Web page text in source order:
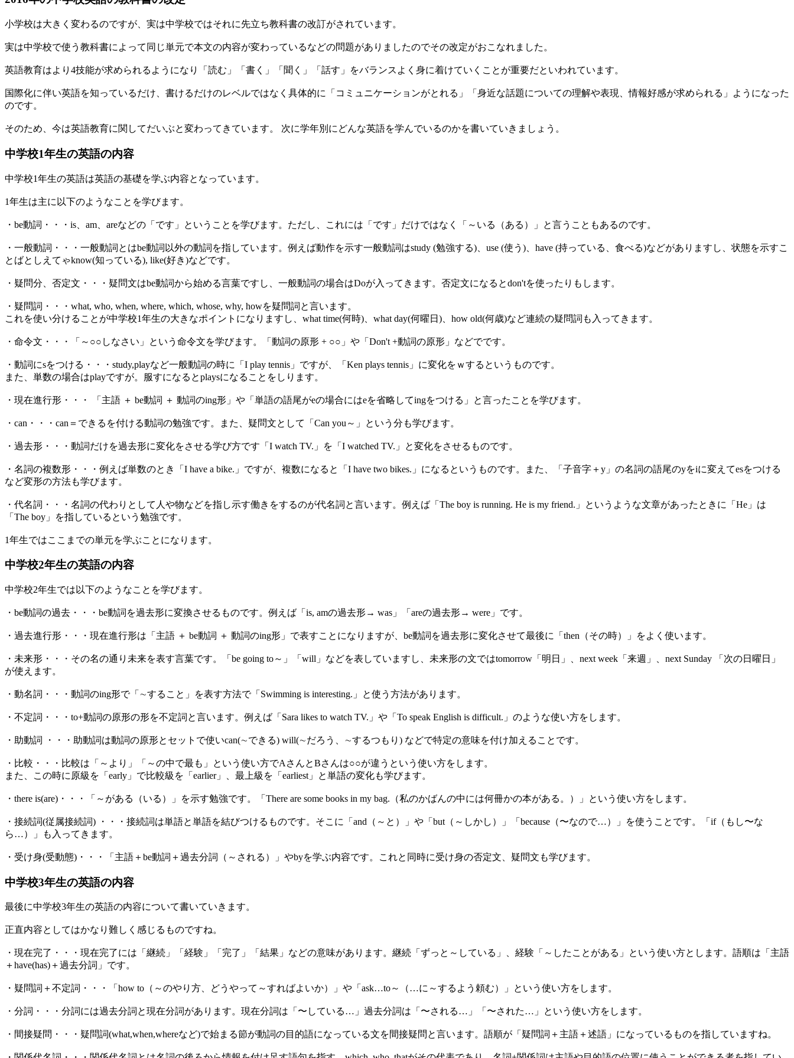
小学校は大きく変わるのですが、実は中学校ではそれに先立ち教科書の改訂がされています。
実は中学校で使う教科書によって同じ単元で本文の内容が変わっているなどの問題がありましたのでその改定がおこなれました。
英語教育はより4技能が求められるようになり「読む」「書く」「聞く」「話す」をバランスよく身に着けていくことが重要だといわれています。
国際化に伴い英語を知っているだけ、書けるだけのレベルではなく具体的に「コミュニケーションがとれる」「身近な話題についての理解や表現、情報好感が求められる」ようになった
のです。
そのため、今は英語教育に関してだいぶと変わってきています。 次に学年別にどんな英語を学んでいるのかを書いていきましょう。
中学校1年生の英語の内容
中学校1年生の英語は英語の基礎を学ぶ内容となっています。
1年生は主に以下のようなことを学びます。
・be動詞・・・is、am、areなどの「です」ということを学びます。ただし、これには「です」だけではなく「～いる（ある）」と言うこともあるのです。
・一般動詞・・・一般動詞とはbe動詞以外の動詞を指しています。例えば動作を示す一般動詞はstudy (勉強する)、use (使う)、have (持っている、食べる)などがありますし、状態を示すこ
とばとしえてゃknow(知っている), like(好き)などです。
・疑問分、否定文・・・疑問文はbe動詞から始める言葉ですし、一般動詞の場合はDoが入ってきます。否定文になるとdon'tを使ったりもします。
・疑問詞・・・what, who, when, where, which, whose, why, howを疑問詞と言います。
これを使い分けることが中学校1年生の大きなポイントになりますし、what time(何時)、what day(何曜日)、how old(何歳)など連続の疑問詞も入ってきます。
・命令文・・・「～○○しなさい」という命令文を学びます。「動詞の原形 + ○○」や「Don't +動詞の原形」などでです。
・動詞にsをつける・・・study,playなど一般動詞の時に「I play tennis」ですが、「Ken plays tennis」に変化をｗするというものです。
また、単数の場合はplayですが。服すになるとplaysになることをしります。
・現在進行形・・・ 「主語 ＋ be動詞 ＋ 動詞のing形」や「単語の語尾がeの場合にはeを省略してingをつける」と言ったことを学びます。
・can・・・can＝できるを付ける動詞の勉強です。また、疑問文として「Can you～」という分も学びます。
・過去形・・・動詞だけを過去形に変化をさせる学び方です「I watch TV.」を「I watched TV.」と変化をさせるものです。
・名詞の複数形・・・例えば単数のとき「I have a bike.」ですが、複数になると「I have two bikes.」になるというものです。また、「子音字＋y」の名詞の語尾のyをiに変えてesをつける
など変形の方法も学びます。
・代名詞・・・名詞の代わりとして人や物などを指し示す働きをするのが代名詞と言います。例えば「The boy is running. He is my friend.」というような文章があったときに「He」は
「The boy」を指しているという勉強です。
1年生ではここまでの単元を学ぶことになります。
中学校2年生の英語の内容
中学校2年生では以下のようなことを学びます。
・be動詞の過去・・・be動詞を過去形に変換させるものです。例えば「is, amの過去形→ was」「areの過去形→ were」です。
・過去進行形・・・現在進行形は「主語 ＋ be動詞 ＋ 動詞のing形」で表すことになりますが、be動詞を過去形に変化させて最後に「then（その時）」をよく使います。
・未来形・・・その名の通り未来を表す言葉です。「be going to～」「will」などを表していますし、未来形の文ではtomorrow「明日」、next week「来週」、next Sunday 「次の日曜日」
が使えます。
・動名詞・・・動詞のing形で「∼すること」を表す方法で「Swimming is interesting.」と使う方法があります。
・不定詞・・・to+動詞の原形の形を不定詞と言います。例えば「Sara likes to watch TV.」や「To speak English is difficult.」のような使い方をします。
・助動詞 ・・・助動詞は動詞の原形とセットで使いcan(∼できる) will(∼だろう、∼するつもり) などで特定の意味を付け加えることです。
・比較・・・比較は「～より」「～の中で最も」という使い方でAさんとBさんは○○が違うという使い方をします。
また、この時に原級を「early」で比較級を「earlier」、最上級を「earliest」と単語の変化も学びます。
・there is(are)・・・「～がある（いる）」を示す勉強です。「There are some books in my bag.（私のかばんの中には何冊かの本がある。）」という使い方をします。
・接続詞(従属接続詞) ・・・接続詞は単語と単語を結びつけるものです。そこに「and（～と）」や「but（～しかし）」「because（〜なので…）」を使うことです。「if（もし〜な
ら…）」も入ってきます。
・受け身(受動態)・・・「主語＋be動詞＋過去分詞（～される）」やbyを学ぶ内容です。これと同時に受け身の否定文、疑問文も学びます。
中学校3年生の英語の内容
最後に中学校3年生の英語の内容について書いていきます。
正直内容としてはかなり難しく感じるものですね。
・現在完了・・・現在完了には「継続」「経験」「完了」「結果」などの意味があります。継続「ずっと～している」、経験「～したことがある」という使い方とします。語順は「主語
＋have(has)＋過去分詞」です。
・疑問詞＋不定詞・・・「how to（～のやり方、どうやって～すればよいか）」や「ask…to～（…に～するよう頼む）」という使い方をします。
・分詞・・・分詞には過去分詞と現在分詞があります。現在分詞は「〜している…」過去分詞は「〜される…」「〜された…」という使い方をします。
・間接疑問・・・疑問詞(what,when,whereなど)で始まる節が動詞の目的語になっている文を間接疑問と言います。語順が「疑問詞＋主語＋述語」になっているものを指していますね。